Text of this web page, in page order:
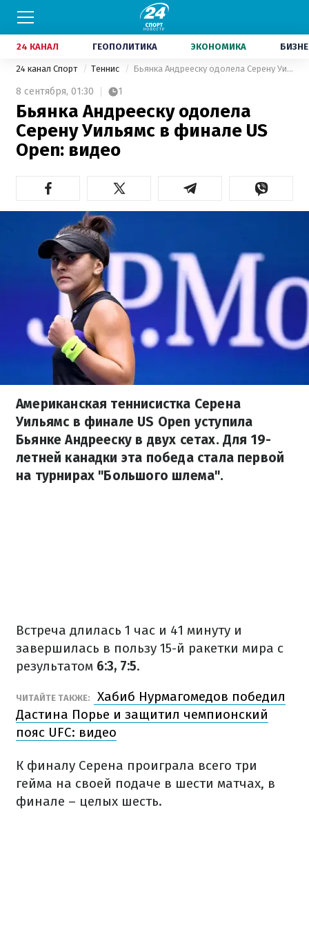
24 КАНАЛ ГЕОПОЛИТИКА ЭКОНОМИКА
24 канал Спорт Теннис Бьянка Андрееску одолела Серену Уильямс в финале US Open: видео
8 сентября, 01:30 1
Бьянка Андрееску одолела
Серену Уильямс в финале US
Open: видео
Американская теннисистка Серена
Уильямс в финале US Open уступила
Бьянке Андрееску в двух сетах. Для 19-
летней канадки эта победа стала первой
на турнирах "Большого шлема".
Встреча длилась 1 час и 41 минуту и
завершилась в пользу 15-й ракетки мира с
результатом 6:3, 7:5.
ЧИТАЙТЕ ТАКЖЕ:
Хабиб Нурмагомедов победил
Дастина Порье и защитил чемпионский
пояс UFC: видео
К финалу Серена проиграла всего три
гейма на своей подаче в шести матчах, в
финале – целых шесть.